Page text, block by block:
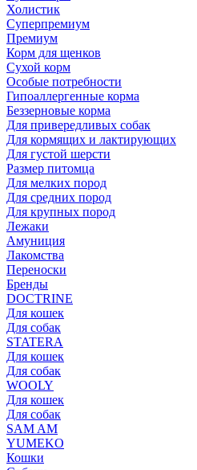
Холистик
Суперпремиум
Премиум
Корм для щенков
Сухой корм
Особые потребности
Гипоаллергенные корма
Беззерновые корма
Для привередливых собак
Для кормящих и лактирующих
Для густой шерсти
Размер питомца
Для мелких пород
Для средних пород
Для крупных пород
Лежаки
Амуниция
Лакомства
Переноски
Бренды
DOCTRINE
Для кошек
Для собак
STATERA
Для кошек
Для собак
WOOLY
Для кошек
Для собак
SAM AM
YUMEKO
Кошки